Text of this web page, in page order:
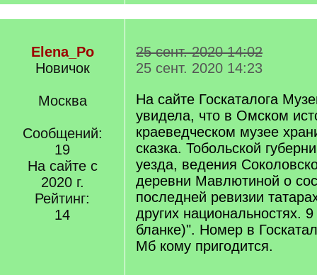
Elena_Po
Новичок
Москва
Сообщений:
19
На сайте с
2020 г.
Рейтинг:
14
25 сент. 2020 14:02
25 сент. 2020 14:23
На сайте Госкаталога
увидела, что в Омском
краеведческом музее
сказка. Тобольской
уезда, ведения
деревни Мавлютиной о
последней ревизии
других национальностях. 9
бланке)". Номер в
Мб кому пригодится.